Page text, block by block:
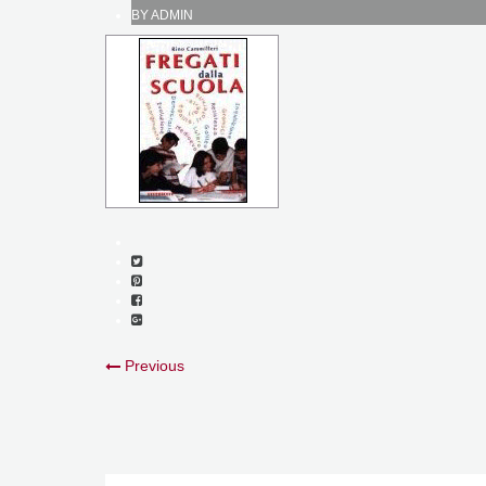
BYADMIN
Previous